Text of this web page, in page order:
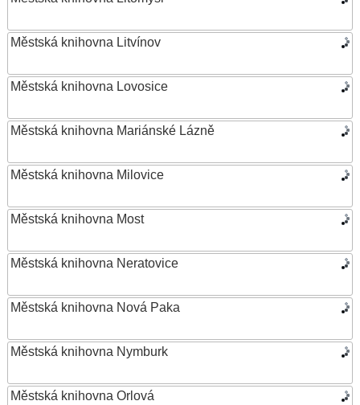
Městská knihovna Litvínov
Městská knihovna Lovosice
Městská knihovna Mariánské Lázně
Městská knihovna Milovice
Městská knihovna Most
Městská knihovna Neratovice
Městská knihovna Nová Paka
Městská knihovna Nymburk
Městská knihovna Orlová